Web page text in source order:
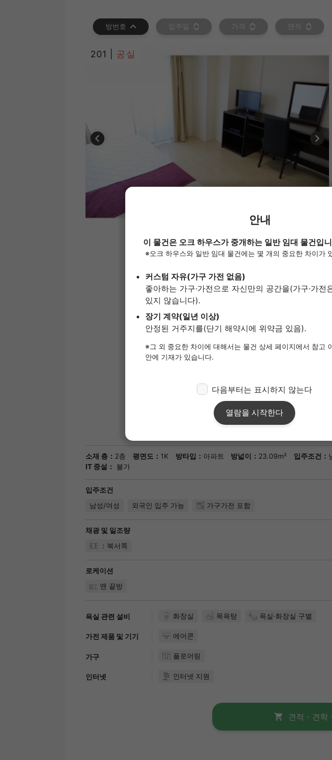
방번호 입주일 가격 면적
201 | 공실
소재 층： 2층 평면도： 1K 방타입： 아파트 방넓이： 23.09m² 입주조건：
IT 중설： 불가
입주조건
남성/여성
외국인 입주 가능 가구가전 포함
채광 및 일조량
：북서쪽
로케이션
맨 끝방
욕실 관련 설비 화장실 목욕탕 욕실·화장실 구별
가전 제품 및 기기 에어콘
가구 플로어링
인터넷 인터넷 지원
견적・견학